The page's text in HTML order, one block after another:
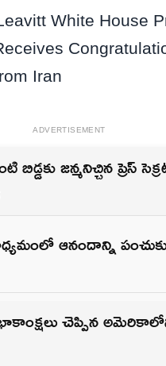
ADVERTISEMENT
జన్మనిచ్చిన ప్రెస్
ఆనందాన్ని
చెప్పిన